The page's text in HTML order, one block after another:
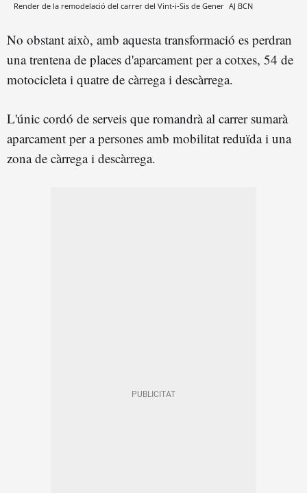
Render de la remodelació del carrer del Vint-i-Sis de Gener AJ BCN
No obstant això, amb aquesta transformació es perdran
una trentena de places d'aparcament per a cotxes, 54 de
motocicleta i quatre de càrrega i descàrrega.
L'únic cordó de serveis que romandrà al carrer sumarà
aparcament per a persones amb mobilitat reduïda i una
zona de càrrega i descàrrega.